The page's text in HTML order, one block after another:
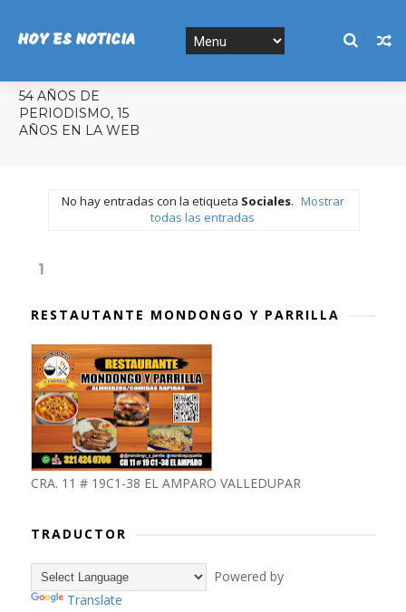
HOY ES NOTICIA
54 AÑOS DE
PERIODISMO, 15
AÑOS EN LA WEB
No hay entradas con la etiqueta Sociales. Mostrar
todas las entradas
1
RESTAUTANTE MONDONGO Y PARRILLA
CRA. 11 # 19C1-38 EL AMPARO VALLEDUPAR
TRADUCTOR
Powered by
Translate